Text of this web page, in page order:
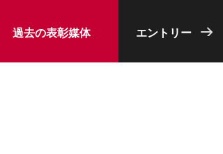
過去の表彰媒体 エントリー